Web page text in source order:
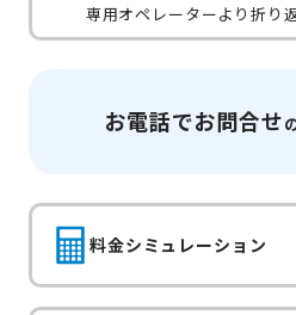
専用オペレーターより折り
お電話でお問合せ
料金シミュレーション